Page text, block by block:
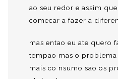
ao seu redor e assim
comecar a fazer a
mas entao eu ate quero
tempao mas o
mais co nsumo sao os